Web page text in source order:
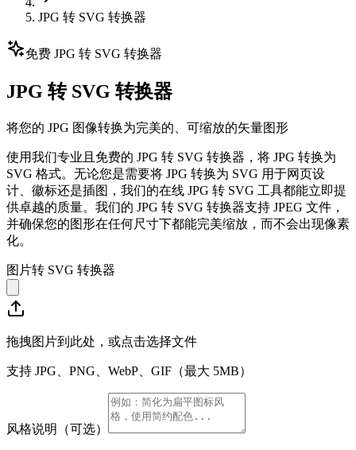
JPG 转 SVG 转换器
免费 JPG 转 SVG 转换器
JPG 转 SVG 转换器
将您的 JPG 图像转换为完美的、可缩放的矢量图形
使用我们专业且免费的 JPG 转 SVG 转换器，将 JPG 转换为
SVG 格式。无论您是需要将 JPG 转换为 SVG 用于网页设
计、徽标还是插图，我们的在线 JPG 转 SVG 工具都能立即提
供卓越的质量。我们的 JPG 转 SVG 转换器支持 JPEG 文件，
并确保您的图形在任何尺寸下都能完美缩放，而不会出现像素
化。
图片转 SVG 转换器
拖拽图片到此处，或点击选择文件
支持 JPG、PNG、WebP、GIF（最大 5MB）
风格说明（可选）